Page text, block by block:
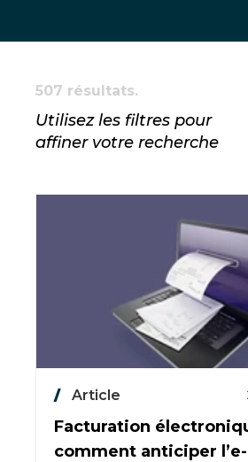
507 résultats.
Utilisez les filtres pour
affiner votre recherche
Article
Facturation
comment anticiper